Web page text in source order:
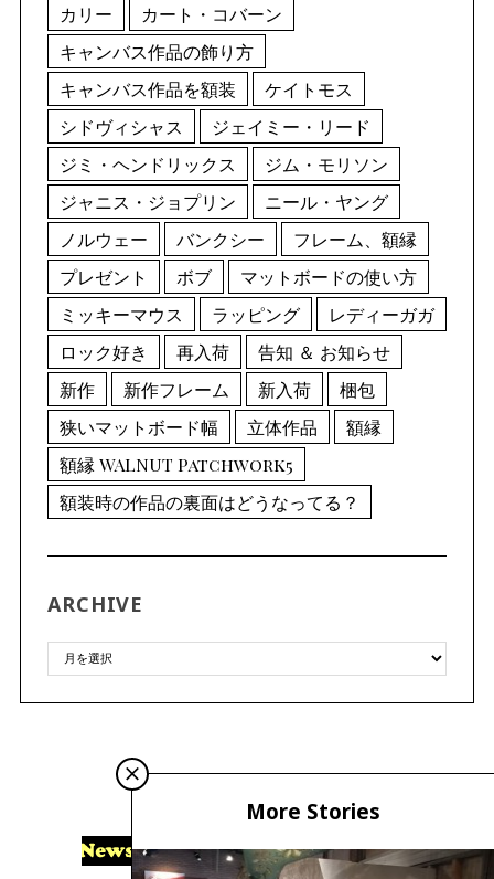
カリー
カート・コバーン
キャンバス作品の飾り方
キャンバス作品を額装
ケイトモス
シドヴィシャス
ジェイミー・リード
ジミ・ヘンドリックス
ジム・モリソン
ジャニス・ジョプリン
ニール・ヤング
ノルウェー
バンクシー
フレーム、額縁
プレゼント
ボブ
マットボードの使い方
ミッキーマウス
ラッピング
レディーガガ
ロック好き
再入荷
告知 ＆ お知らせ
新作
新作フレーム 新入荷
梱包
狭いマットボード幅
立体作品
額縁
額縁 WALNUT Patchwork5
額装時の作品の裏面はどうなってる？
ARCHIVE
More Stories